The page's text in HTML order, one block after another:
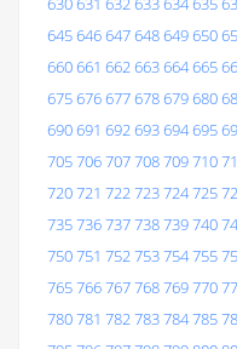
645646647648649650
660661 662663664665
675676677678679680
690691 692693694695
705706707708709710
720721 722723724725
735736737738739740
750751 752753754755
765766767768769770
780781 782783784785